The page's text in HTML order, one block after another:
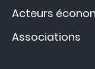
Acteurs
Associations